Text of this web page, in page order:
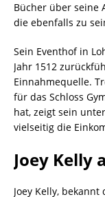
Bücher über seine
die ebenfalls zu
Sein Eventhof in
Jahr 1512
Einnahmequelle.
für das Schloss
hat, zeigt sein
vielseitig die
Joey Kelly
Joey Kelly,